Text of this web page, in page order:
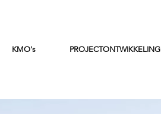
KMO's PROJECTONTWIKKELING